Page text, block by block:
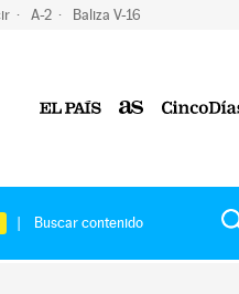
A-2 Baliza V-16